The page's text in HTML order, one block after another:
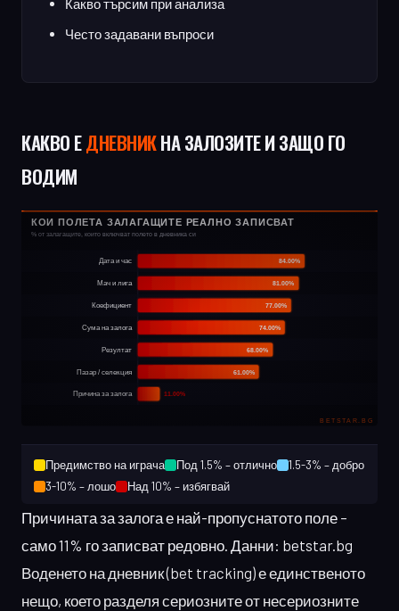
Какво търсим при анализа
Често задавани въпроси
КАКВО ЕДНЕВНИКНА ЗАЛОЗИТЕ И ЗАЩО ГО
ВОДИМ
Предимство на играча Под 1.5% – отлично
1.5-3% – добро
3-10% – лошо
Над 10% – избягвай
Причината за залога е най-пропуснатото поле –
само 11% го записват редовно. Данни: betstar.bg
Воденето на дневник (bet tracking) е единственото
нещо, което разделя сериозните от несериозните